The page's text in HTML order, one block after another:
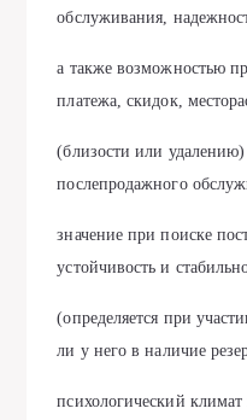
обслуживания,
а также возможностью
платежа, скидок,
(близости или
послепродажного
значение при поиске
устойчивость и
(определяется при
ли у него в наличие
психологический